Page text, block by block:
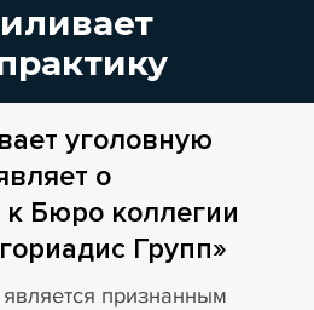
уголовную
о
Бюро коллегии
Групп»
признанным